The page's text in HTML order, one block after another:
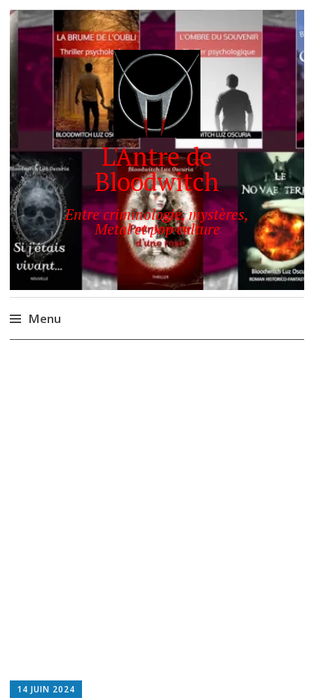
L'Antre de
Bloodwitch
Entre criminologie, mystères,
Metal et pop culture
Menu
14 JUIN 2024